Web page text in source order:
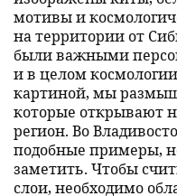
мотивы и
на территории от
были важными
и в целом
картиной, мы
которые открывают
регион. Во
подобные примеры,
заметить. Чтобы
слои, необходимо